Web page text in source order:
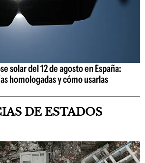
solar del 12 de agosto en España:
homologadas y cómo usarlas
DE ESTADOS